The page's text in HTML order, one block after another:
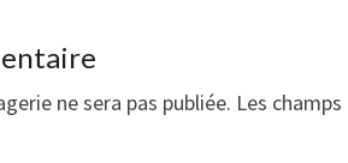
ne sera pas publiée. Les